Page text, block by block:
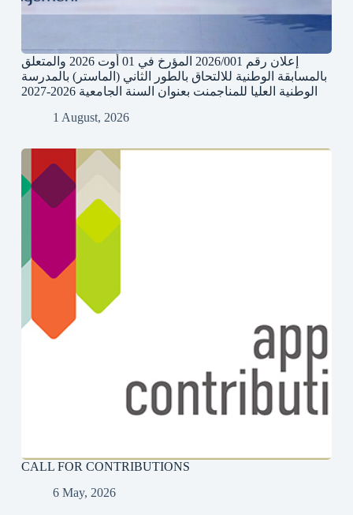
إعلان رقم 2026/001 المؤرخ في 01 أوت 2026 والمتعلق
بالمسابقة الوطنية للالتحاق بالطور الثاني (الماستر) بالمدرسة
الوطنية العليا للمناجمنت بعنوان السنة الجامعية 2026-2027
1 August, 2026
CALL FOR CONTRIBUTIONS
6 May, 2026